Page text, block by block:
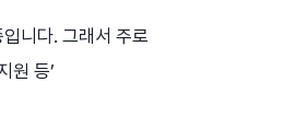
니다. 그래서 주로
원 등’